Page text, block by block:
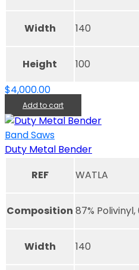
Width 140
Height
100
$4,000.00
Add to cart
Band Saws
Duty Metal Bender
REF
WATLA
Composition 87% Polivinyl,
Width 140